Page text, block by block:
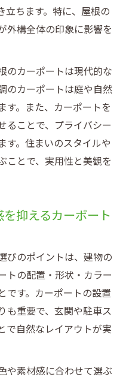
立ちます。特に、屋根の
外構全体の印象に影響を
のカーポートは現代的な
のカーポートは庭や自然
す。また、カーポートを
ることで、プライバシー
す。住まいのスタイルや
ことで、実用性と美観を
抑えるカーポート
びのポイントは、建物の
トの配置・形状・カラー
です。カーポートの設置
も重要で、玄関や駐車ス
で自然なレイアウトが実
や素材感に合わせて選ぶ